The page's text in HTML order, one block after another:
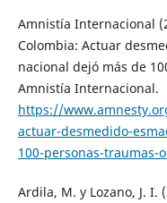
Amnistía Internacional
Colombia: Actuar
nacional dejó más de
Amnistía Internacional.
https://
actuar-desmedido-
100-personas-traumas-
Ardila, M. y Lozano, J.